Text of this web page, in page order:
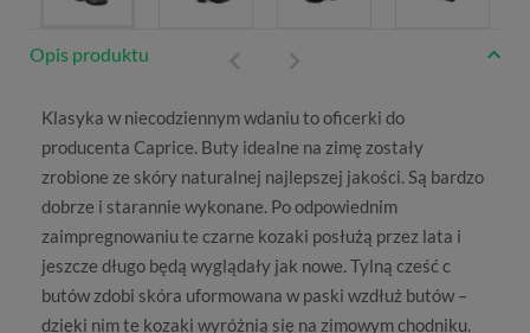
Opis produktu
Klasyka w niecodziennym wdaniu to oficerki do
producenta Caprice. Buty idealne na zimę zostały
zrobione ze skóry naturalnej najlepszej jakości. Są bardzo
dobrze i starannie wykonane. Po odpowiednim
zaimpregnowaniu te czarne kozaki posłużą przez lata i
jeszcze długo będą wyglądały jak nowe. Tylną cześć c
butów zdobi skóra uformowana w paski wzdłuż butów –
dzięki nim te kozaki wyróżnią się na zimowym chodniku.